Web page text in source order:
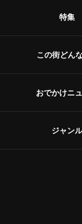
特集
この街どん
おでかけニ
ジャンル